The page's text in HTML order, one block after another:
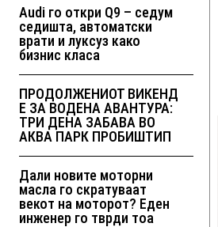
Audi го откри Q9 – седум
седишта, автоматски
врати и луксуз како
бизнис класа
ПРОДОЛЖЕНИОТ ВИКЕНД
Е ЗА ВОДЕНА АВАНТУРА:
ТРИ ДЕНА ЗАБАВА ВО
АКВА ПАРК ПРОБИШТИП
Дали новите моторни
масла го скратуваат
векот на моторот? Еден
инженер го тврди тоа